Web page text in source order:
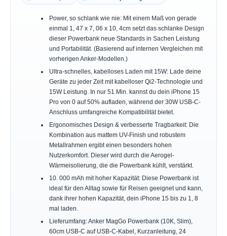
Power, so schlank wie nie: Mit einem Maß von gerade
einmal 1, 47 x 7, 06 x 10, 4cm setzt das schlanke Design
dieser Powerbank neue Standards in Sachen Leistung
und Portabilität. (Basierend auf internen Vergleichen mit
vorherigen Anker-Modellen.)
Ultra-schnelles, kabelloses Laden mit 15W: Lade deine
Geräte zu jeder Zeit mit kabelloser Qi2-Technologie und
15W Leistung. In nur 51 Min. kannst du dein iPhone 15
Pro von 0 auf 50% aufladen, während der 30W USB-C-
Anschluss umfangreiche Kompatibilität bietet.
Ergonomisches Design & verbesserte Tragbarkeit: Die
Kombination aus mattem UV-Finish und robustem
Metallrahmen ergibt einen besonders hohen
Nutzerkomfort. Dieser wird durch die Aerogel-
Wärmeisolierung, die die Powerbank kühlt, verstärkt.
10. 000 mAh mit hoher Kapazität: Diese Powerbank ist
ideal für den Alltag sowie für Reisen geeignet und kann,
dank ihrer hohen Kapazität, dein iPhone 15 bis zu 1, 8
mal laden.
Lieferumfang: Anker MagGo Powerbank (10K, Slim),
60cm USB-C auf USB-C-Kabel, Kurzanleitung, 24